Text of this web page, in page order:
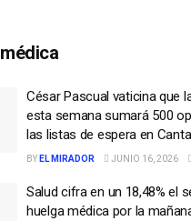
médica
César Pascual vaticina que
esta semana sumará 500
las listas de espera en
BY EL MIRADOR JUNIO 16, 2026
Salud cifra en un 18,48% el
huelga médica por la